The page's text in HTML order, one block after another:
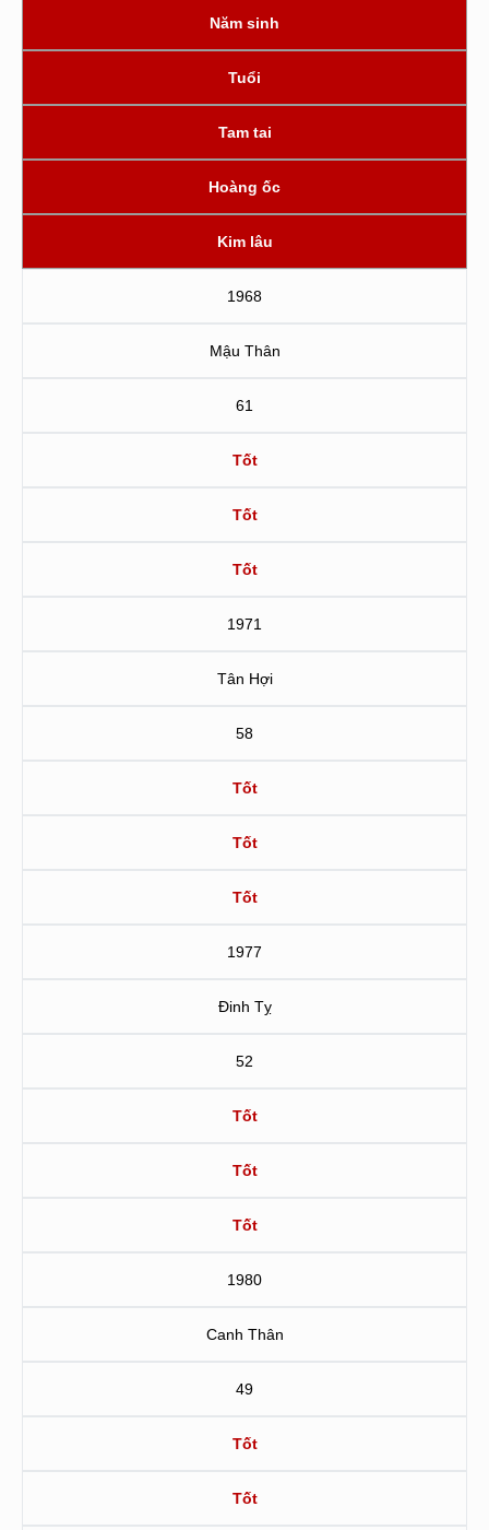
Năm sinh
Tuổi
Tam tai
Hoàng ốc
Kim lâu
1968
Mậu Thân
61
Tốt
Tốt
Tốt
1971
Tân Hợi
58
Tốt
Tốt
Tốt
1977
Đinh Tỵ
52
Tốt
Tốt
Tốt
1980
Canh Thân
49
Tốt
Tốt